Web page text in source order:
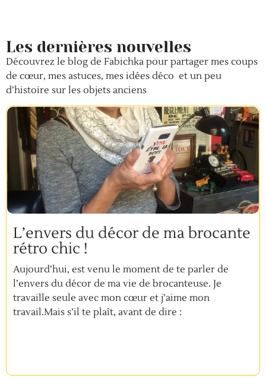
Les dernières nouvelles
Découvrez le blog de Fabichka pour partager mes coups
de cœur, mes astuces, mes idées déco et un peu
d’histoire sur les objets anciens
L’envers du décor de ma brocante
rétro chic !
Aujourd’hui, est venu le moment de te parler de
l’envers du décor de ma vie de brocanteuse. Je
travaille seule avec mon cœur et j’aime mon
travail.Mais s’il te plaît, avant de dire :